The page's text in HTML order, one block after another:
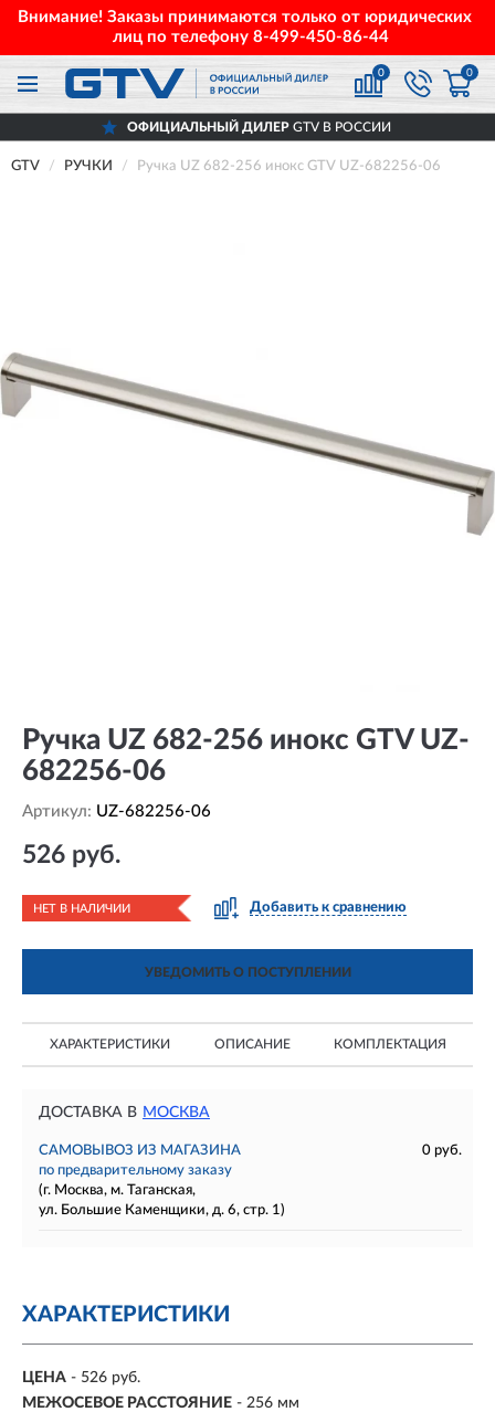
Внимание! Заказы принимаются только от юридических
лиц по телефону 8-499-450-86-44
0 0
ОФИЦИАЛЬНЫЙ ДИЛЕР GTV В РОССИИ
GTV РУЧКИ Ручка UZ 682-256 инокс GTV UZ-682256-06
Ручка UZ 682-256 инокс GTV UZ-
682256-06
Артикул: UZ-682256-06
526 руб.
НЕТ В НАЛИЧИИ Добавить к сравнению
УВЕДОМИТЬ О ПОСТУПЛЕНИИ
ХАРАКТЕРИСТИКИ ОПИСАНИЕ КОМПЛЕКТАЦИЯ
ДОСТАВКА В МОСКВА
САМОВЫВОЗ ИЗ МАГАЗИНА
0 руб.
по предварительному заказу
(г. Москва, м. Таганская,
ул. Большие Каменщики, д. 6, стр. 1)
ХАРАКТЕРИСТИКИ
ЦЕНА - 526 руб.
МЕЖОСЕВОЕ РАССТОЯНИЕ - 256 мм